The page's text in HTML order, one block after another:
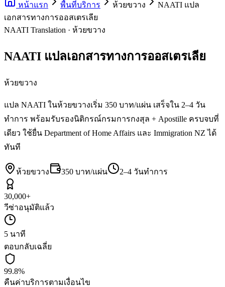
หน้าแรก พื้นที่บริการ ห้วยขวาง
NAATI แปล
เอกสารทางการออสเตรเลีย
NAATI Translation · ห้วยขวาง
NAATI แปลเอกสารทางการออสเตรเลีย
ห้วยขวาง
แปล NAATI ในห้วยขวางเริ่ม 350 บาท/แผ่น เสร็จใน 2–4 วัน
ทำการ พร้อมรับรองนิติกรณ์กรมการกงสุล + Apostille ครบจบที่
เดียว ใช้ยื่น Department of Home Affairs และ Immigration NZ ได้
ทันที
ห้วยขวาง 350 บาท/แผ่น 2–4 วันทำการ
30,000+
วีซ่าอนุมัติแล้ว
5 นาที
ตอบกลับเฉลี่ย
99.8%
คืนค่าบริการตามเงื่อนไข